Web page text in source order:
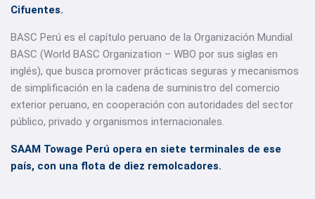
Cifuentes.
BASC Perú es el capítulo peruano de la Organización Mundial
BASC (World BASC Organization – WBO por sus siglas en
inglés), que busca promover prácticas seguras y mecanismos
de simplificación en la cadena de suministro del comercio
exterior peruano, en cooperación con autoridades del sector
público, privado y organismos internacionales.
SAAM Towage Perú opera en siete terminales de ese
país, con una flota de diez remolcadores.